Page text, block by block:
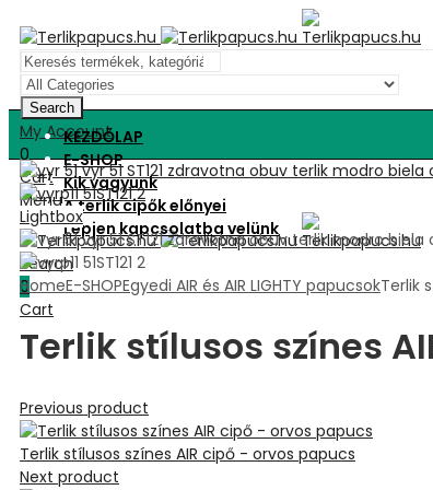
Search
My Account
0
Cart
Menu
Search
0
Cart
KEZDŐLAP
E-SHOP
Kik vagyunk
A terlik cipők előnyei
Lépjen kapcsolatba velünk
Lightbox
HomeE-SHOPEgyedi AIR és AIR LIGHTY papucsokTerlik
Terlik stílusos színes
Previous product
Terlik stílusos színes AIR cipő - orvos papucs
Next product